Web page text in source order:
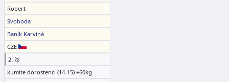
Robert
Svoboda
Baník Karviná
CZE
2. 🥈
kumite dorostenci (14-15) +60kg